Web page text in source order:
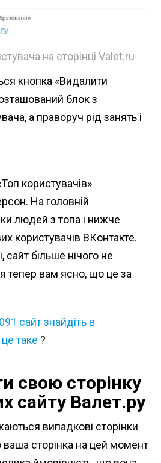
на сторінці Valet.ru
кнопка «Видалити
блок з
а праворуч рід занять і
користувачів»
На головній
людей з топа і нижче
користувачів ВКонтакте.
сайт більше нічого не
тепер вам ясно, що це за
сайт знайдіть в
таке ?
свою сторінку
сайту Валет.ру
випадкові сторінки
ваша сторінка на цей момент